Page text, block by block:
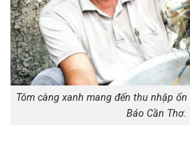
Tôm càng xanh mang đến thu nhập
Báo Cần Thơ.